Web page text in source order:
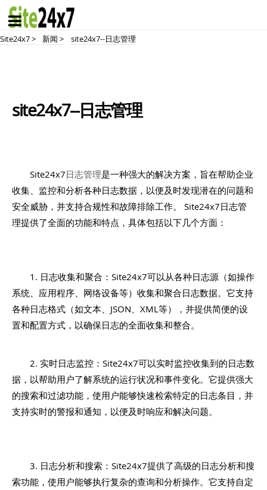
Site24x7 > 新闻 > site24x7--日志管理
site24x7--日志管理
Site24x7日志管理是一种强大的解决方案，旨在帮助企业
收集、监控和分析各种日志数据，以便及时发现潜在的问题和
安全威胁，并支持合规性和故障排除工作。 Site24x7日志管
理提供了全面的功能和特点，具体包括以下几个方面：
1. 日志收集和聚合：Site24x7可以从各种日志源（如操作
系统、应用程序、网络设备等）收集和聚合日志数据。它支持
各种日志格式（如文本、JSON、XML等），并提供简便的设
置和配置方式，以确保日志的全面收集和整合。
2. 实时日志监控：Site24x7可以实时监控收集到的日志数
据，以帮助用户了解系统的运行状况和事件变化。它提供强大
的搜索和过滤功能，使用户能够快速检索特定的日志条目，并
支持实时的警报和通知，以便及时响应和解决问题。
3. 日志分析和搜索：Site24x7提供了高级的日志分析和搜
索功能，使用户能够执行复杂的查询和分析操作。它支持自定